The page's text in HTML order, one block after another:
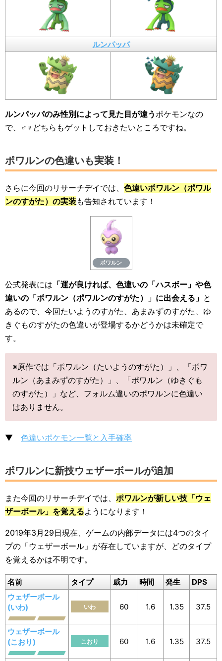
ルンパッパ
ルンパッパのみ性別によって見た目が違うポケモンなの
で、♂♀どちらもゲットしておきたいところですね。
ポワルンの色違いも実装！
さらに今回のリサーチデイでは、 色違いポワルン（ポワル
ンのすがた）の実装も告知されています！
ポワルン
公式発表には 「運が良ければ、色違いの「ハスボー」や色
違いの「ポワルン（ポワルンのすがた）」に出会える」 と
あるので、今回たいようのすがた、あまみずのすがた、ゆ
きぐものすがたの色違いが登場するかどうかは未確定で
す。
※原作では「ポワルン（たいようのすがた）」、「ポワ
ルン（あまみずのすがた）」、「ポワルン（ゆきぐも
のすがた）」など、フォルム違いのポワルンに色違い
はありません。
▼ 色違いポケモン一覧と入手確率
ポワルンに新技ウェザーボールが追加
また今回のリサーチデイでは、 ポワルンが新しい技「ウェ
ザーボール」を覚えるようになります！
2019年3月29日現在、ゲームの内部データには4つのタイ
プの「ウェザーボール」が存在していますが、どのタイプ
を覚えるかは不明です。
名前 タイプ 威力 時間 発生
DPS
ウェザーボール
(いわ)
いわ 60 1.6 1.35 37.5
ウェザーボール
(こおり)
こおり 60 1.6 1.35 37.5